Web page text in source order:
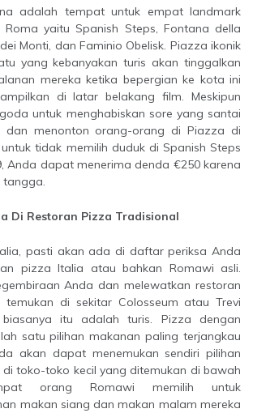
yaitu Spanish Steps, Fontana della
Monti, dan Faminio Obelisk. Piazza ikonik
yang kebanyakan turis akan tinggalkan
mereka ketika bepergian ke kota ini
di latar belakang film. Meskipun
untuk menghabiskan sore yang santai
dan menonton orang-orang di Piazza di
tidak memilih duduk di Spanish Steps
Anda dapat menerima denda €250 karena
tangga.
Di Restoran Pizza Tradisional
pizza Italia atau bahkan Romawi asli.
Anda dan melewatkan restoran
di sekitar Colosseum atau Trevi
itu adalah turis. Pizza dengan
satu pilihan makanan paling terjangkau
akan dapat menemukan sendiri pilihan
toko-toko kecil yang ditemukan di bawah
orang Romawi memilih untuk
makan siang dan makan malam mereka